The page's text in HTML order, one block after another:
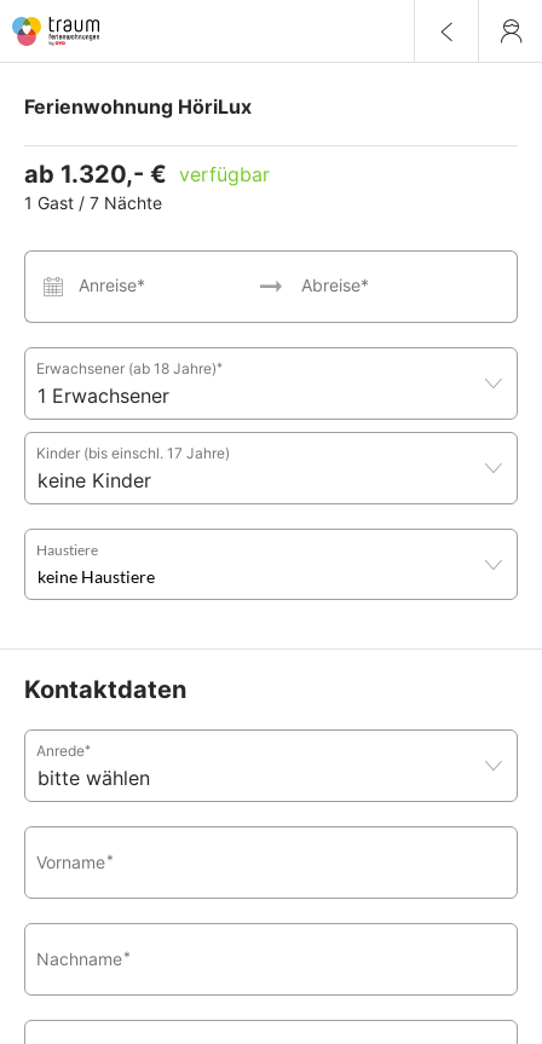
Kontaktdaten
Anrede*
Vorname*
Nachname*
ab 1.320,- € verfügbar
1 Gast / 7 Nächte
Ferienwohnung HöriLux
Anreise* Abreise*
Erwachsener (ab 18 Jahre)*
Kinder (bis einschl. 17 Jahre)
Haustiere